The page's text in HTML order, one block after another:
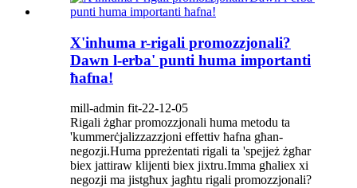
X'inhuma r-rigali promozzjonali?
Dawn l-erba' punti huma importanti
ħafna!
mill-admin fit-22-12-05
Rigali żgħar promozzjonali huma metodu ta
'kummerċjalizzazzjoni effettiv ħafna għan-
negozji.Huma ppreżentati rigali ta 'spejjeż żgħar
biex jattiraw klijenti biex jixtru.Imma għaliex xi
negozji ma jistgħux jagħtu rigali promozzjonali?